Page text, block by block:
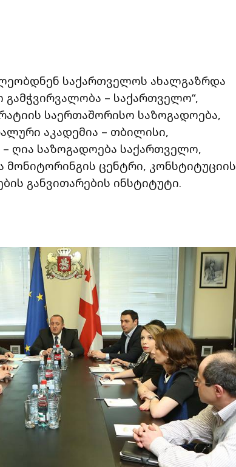
საქართველოს ახალგაზრდა
გამჭვირვალობა – საქართველო“,
საერთაშორისო საზოგადოება,
აკადემია – თბილისი,
ღია საზოგადოება საქართველო,
მონიტორინგის ცენტრი, კონსტიტუციის
განვითარების ინსტიტუტი.